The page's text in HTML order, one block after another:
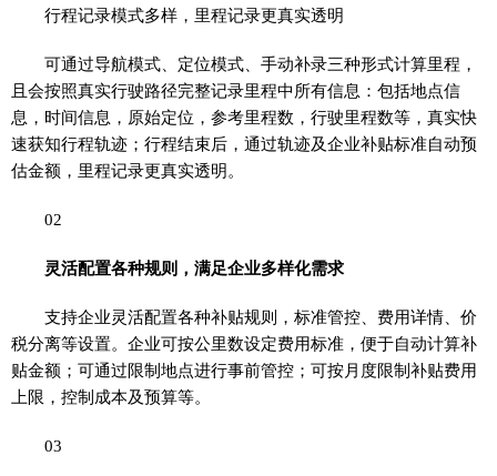
行程记录模式多样，里程记录更真实透明
可通过导航模式、定位模式、手动补录三种形式计算里程，
且会按照真实行驶路径完整记录里程中所有信息：包括地点信
息，时间信息，原始定位，参考里程数，行驶里程数等，真实快
速获知行程轨迹；行程结束后，通过轨迹及企业补贴标准自动预
估金额，里程记录更真实透明。
02
灵活配置各种规则，满足企业多样化需求
支持企业灵活配置各种补贴规则，标准管控、费用详情、价
税分离等设置。企业可按公里数设定费用标准，便于自动计算补
贴金额；可通过限制地点进行事前管控；可按月度限制补贴费用
上限，控制成本及预算等。
03